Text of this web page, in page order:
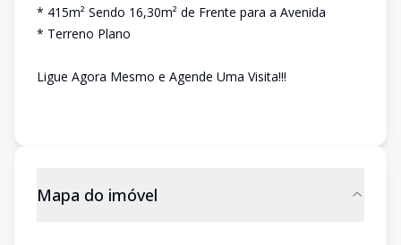
* 415m² Sendo 16,30m² de Frente para a Avenida
* Terreno Plano
Ligue Agora Mesmo e Agende Uma Visita!!!
Mapa do imóvel